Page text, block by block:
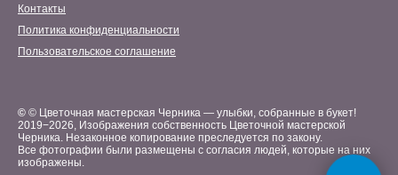
Контакты
Политика конфиденциальности
Пользовательское соглашение
© © Цветочная мастерская Черника — улыбки, собранные в букет!
2019−2026, Изображения собственность Цветочной мастерской
Черника. Незаконное копирование преследуется по закону.
Все фотографии были размещены с согласия людей, которые на них
изображены.